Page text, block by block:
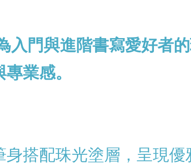
入門與進階書寫愛好者
業感。
身搭配珠光塗層，呈現